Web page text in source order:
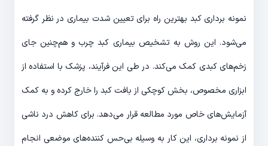
نمونه برداری کبد بهترین راه برای تعیین شدت بیماری در نظر گرفته
می­‌شود. این روش به تشخیص بیماری کبد چرب و هم‌­چنین جای
زخم­‌های کبدی کمک می‌­کند. در طی این فرآیند، پزشک با استفاده از
ابزاری مخصوص، بخش کوچکی از بافت کبد را خارج کرده و به کمک
آزمایش‌­های خاص مورد مطالعه قرار می‌­دهد. برای کاهش درد ناشی
از نمونه برداری، این کار به وسیله بی‌حس کننده‌­های موضعی انجام